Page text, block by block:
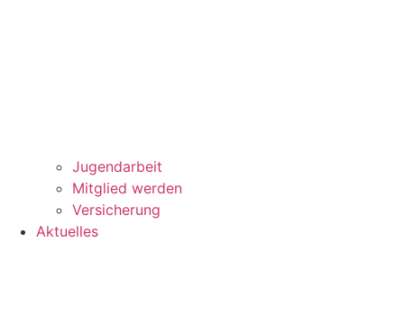
Jugendarbeit
Mitglied werden
Versicherung
Aktuelles